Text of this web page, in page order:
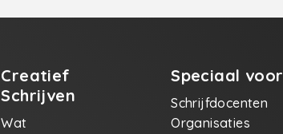
Creatief
Schrijven
Wat
Speciaal voor
Schrijfdocenten
Organisaties